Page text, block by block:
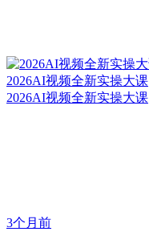
2026AI视频全新实操大课
2026AI视频全新实操大课
3个月前